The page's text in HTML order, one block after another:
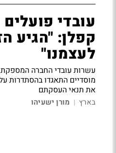
עובדי
קפלן: "הגיע
לעצמנו"
עשרות עובדי החברה
מוסדיים התאגדו בהסתדרות
את תנאי העסקתם
בארץ | מורן ישעיהו